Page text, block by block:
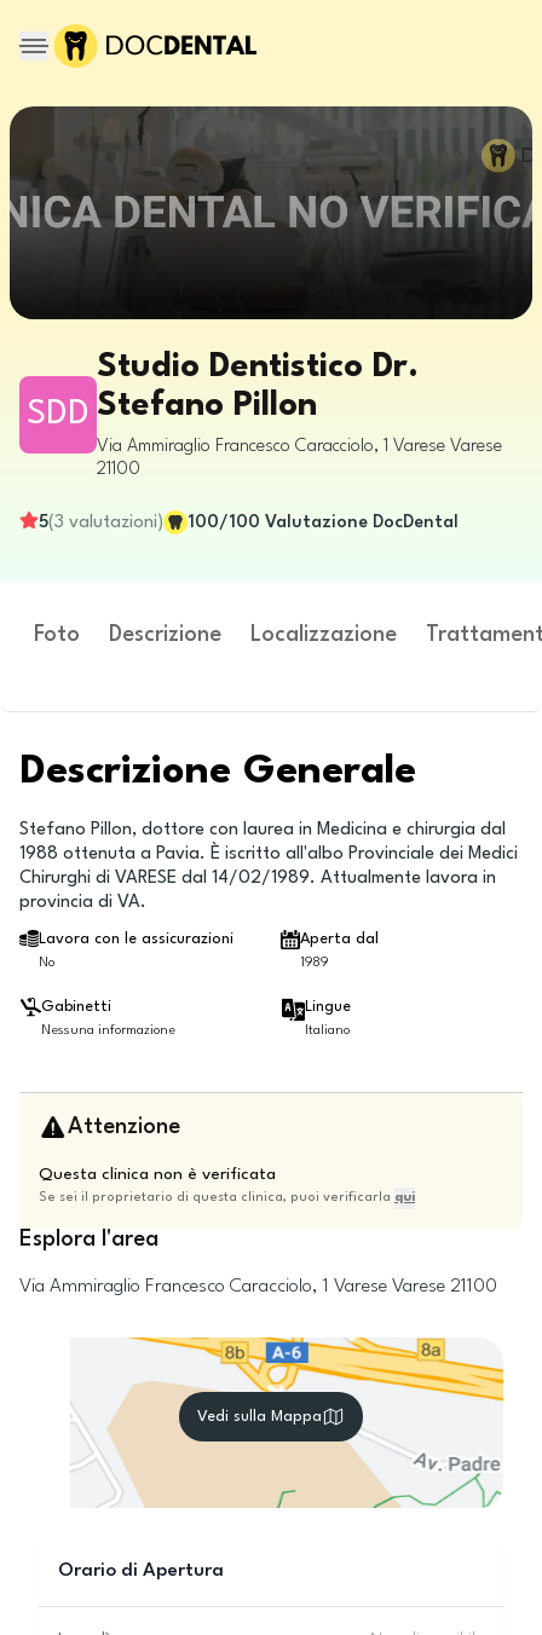
SDD
Studio Dentistico Dr.
Stefano Pillon
Via Ammiraglio Francesco Caracciolo, 1 Varese Varese
21100
5(3 valutazioni) 100/100 Valutazione DocDental
Foto Descrizione Localizzazione
Descrizione Generale
Stefano Pillon, dottore con laurea in Medicina e chirurgia dal
1988 ottenuta a Pavia. È iscritto all'albo Provinciale dei Medici
Chirurghi di VARESE dal 14/02/1989. Attualmente lavora in
provincia di VA.
Lavora con le assicurazioni
No
Aperta dal
1989
Gabinetti
Nessuna informazione
Lingue
Italiano
Attenzione
Questa clinica non è verificata
Se sei il proprietario di questa clinica, puoi verificarla qui
Esplora l'area
Via Ammiraglio Francesco Caracciolo, 1 Varese Varese 21100
Vedi sulla Mappa
Orario di Apertura